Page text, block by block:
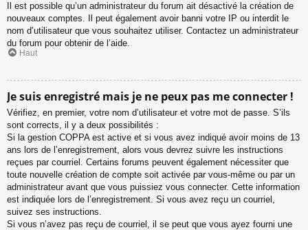
Il est possible qu’un administrateur du forum ait désactivé la création de
nouveaux comptes. Il peut également avoir banni votre IP ou interdit le
nom d’utilisateur que vous souhaitez utiliser. Contactez un administrateur
du forum pour obtenir de l’aide.
Haut
Je suis enregistré mais je ne peux pas me connecter !
Vérifiez, en premier, votre nom d’utilisateur et votre mot de passe. S’ils
sont corrects, il y a deux possibilités :
Si la gestion COPPA est active et si vous avez indiqué avoir moins de 13
ans lors de l’enregistrement, alors vous devrez suivre les instructions
reçues par courriel. Certains forums peuvent également nécessiter que
toute nouvelle création de compte soit activée par vous-même ou par un
administrateur avant que vous puissiez vous connecter. Cette information
est indiquée lors de l’enregistrement. Si vous avez reçu un courriel,
suivez ses instructions.
Si vous n’avez pas reçu de courriel, il se peut que vous ayez fourni une